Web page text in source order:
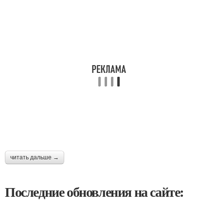
читать дальше →
Последние обновления на сайте: